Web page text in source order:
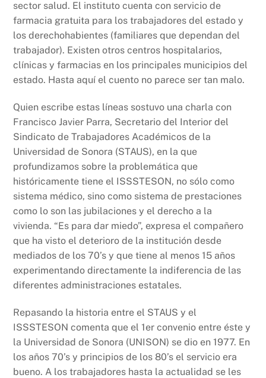
sector salud. El instituto cuenta con servicio de
farmacia gratuita para los trabajadores del estado y
los derechohabientes (familiares que dependan del
trabajador). Existen otros centros hospitalarios,
clínicas y farmacias en los principales municipios del
estado. Hasta aquí el cuento no parece ser tan malo.
Quien escribe estas líneas sostuvo una charla con
Francisco Javier Parra, Secretario del Interior del
Sindicato de Trabajadores Académicos de la
Universidad de Sonora (STAUS), en la que
profundizamos sobre la problemática que
históricamente tiene el ISSSTESON, no sólo como
sistema médico, sino como sistema de prestaciones
como lo son las jubilaciones y el derecho a la
vivienda. “Es para dar miedo”, expresa el compañero
que ha visto el deterioro de la institución desde
mediados de los 70’s y que tiene al menos 15 años
experimentando directamente la indiferencia de las
diferentes administraciones estatales.
Repasando la historia entre el STAUS y el
ISSSTESON comenta que el 1er convenio entre éste y
la Universidad de Sonora (UNISON) se dio en 1977. En
los años 70’s y principios de los 80’s el servicio era
bueno. A los trabajadores hasta la actualidad se les